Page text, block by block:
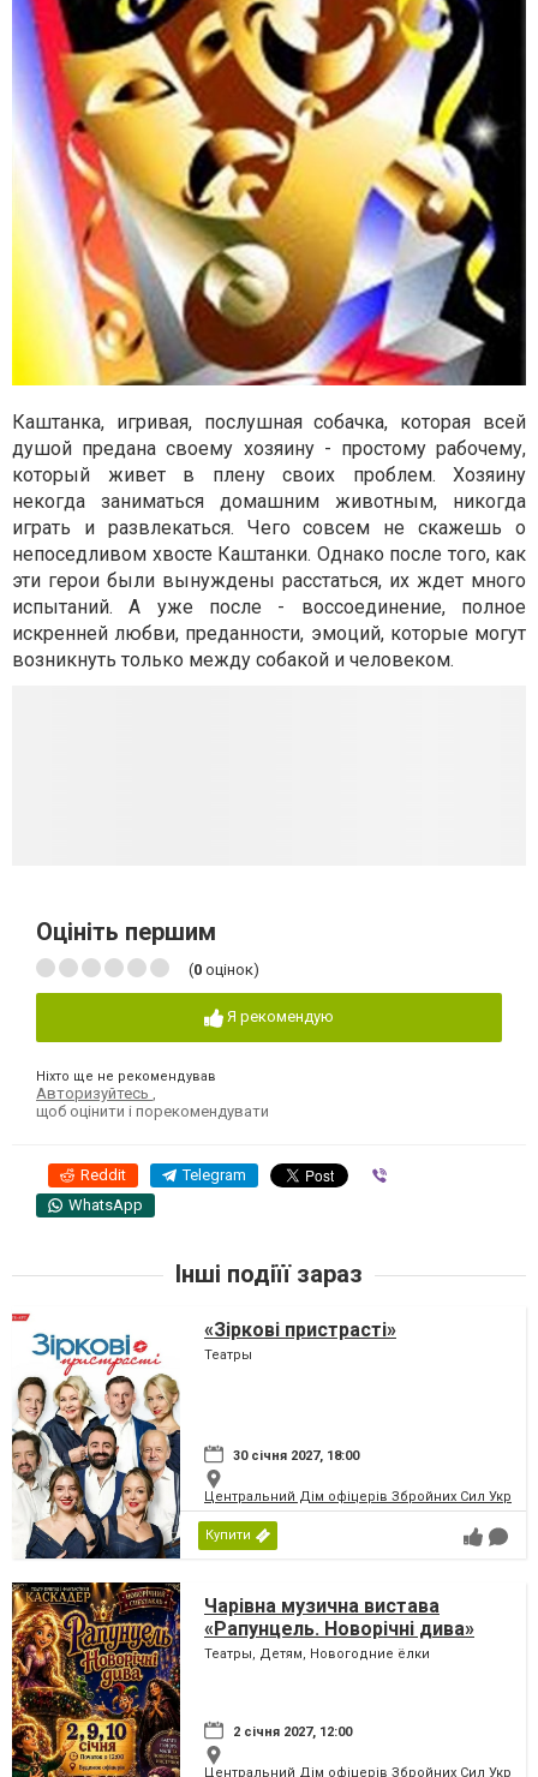
Каштанка, игривая, послушная собачка, которая всей
душой предана своему хозяину - простому рабочему,
который живет в плену своих проблем. Хозяину
некогда заниматься домашним животным, никогда
играть и развлекаться. Чего совсем не скажешь о
непоседливом хвосте Каштанки. Однако после того, как
эти герои были вынуждены расстаться, их ждет много
испытаний. А уже после - воссоединение, полное
искренней любви, преданности, эмоций, которые могут
возникнуть только между собакой и человеком.
Оцініть першим
(0 оцінок)
Я рекомендую
Ніхто ще не рекомендував
Авторизуйтесь
щоб оцінити і порекомендувати
Reddit Telegram
WhatsApp
Інші подіїї зараз
«Зіркові пристрасті»
Театры
30 січня 2027, 18:00
Центральний Дім офіцерів Збройних Сил
Купити
Чарівна музична вистава
«Рапунцель. Новорічні дива»
Театры, Детям, Новогодние ёлки
2 січня 2027, 12:00
Центральний Дім офіцерів Збройних Сил